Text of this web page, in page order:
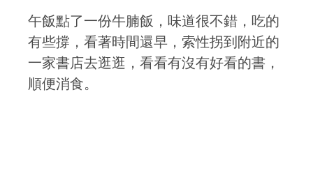
午飯點了一份牛腩飯，味道很不錯，吃的
有些撐，看著時間還早，索性拐到附近的
一家書店去逛逛，看看有沒有好看的書，
順便消食。